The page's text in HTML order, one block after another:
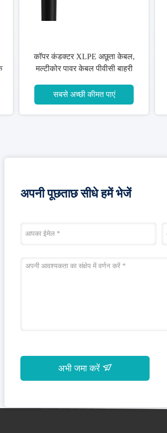
कॉपर कंडक्टर XLPE अछूता केबल,
मल्टीकोर पावर केबल पीवीसी बाहरी
सबसे अच्छी कीमत पाएं
अपनी पूछताछ सीधे हमें भेजें
अभी जमा करें